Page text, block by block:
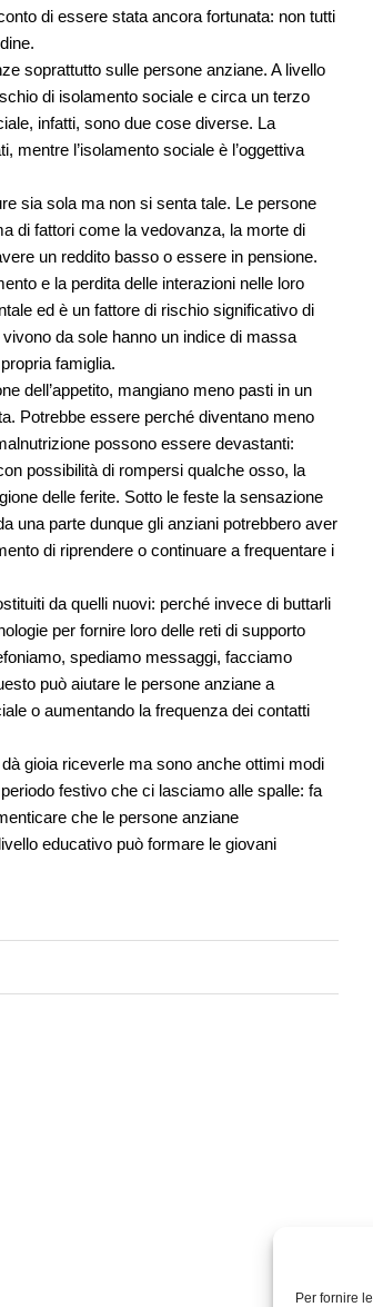
Per fornire
di essere stata ancora fortunata: non tutti
soprattutto sulle persone anziane. A livello
di isolamento sociale e circa un terzo
infatti, sono due cose diverse. La
mentre l’isolamento sociale è l’oggettiva
sia sola ma non si senta tale. Le persone
di fattori come la vedovanza, la morte di
un reddito basso o essere in pensione.
e la perdita delle interazioni nelle loro
ed è un fattore di rischio significativo di
da sole hanno un indice di massa
famiglia.
dell’appetito, mangiano meno pasti in un
Potrebbe essere perché diventano meno
possono essere devastanti:
possibilità di rompersi qualche osso, la
delle ferite. Sotto le feste la sensazione
una parte dunque gli anziani potrebbero aver
di riprendere o continuare a frequentare i
da quelli nuovi: perché invece di buttarli
per fornire loro delle reti di supporto
spediamo messaggi, facciamo
può aiutare le persone anziane a
o aumentando la frequenza dei contatti
gioia riceverle ma sono anche ottimi modi
festivo che ci lasciamo alle spalle: fa
che le persone anziane
educativo può formare le giovani